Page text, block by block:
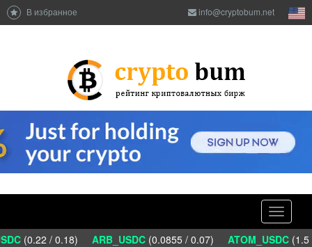
В избранное info@cryptobum.net
Toggle
(0.22 / 0.18) ARB_USDC(0.0855 / 0.07) ATOM_USDC(1.5